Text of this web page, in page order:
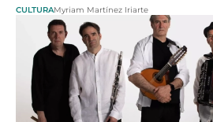
CULTURAMyriam Martínez Iriarte